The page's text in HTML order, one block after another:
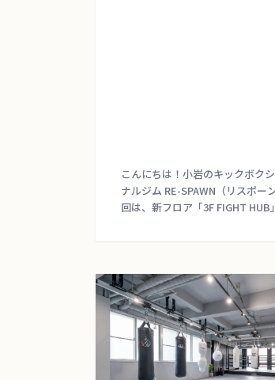
こんにちは！小岩のキックボク
ナルジム RE-SPAWN（リスポー
回は、新フロア「3F FIGHT HUB